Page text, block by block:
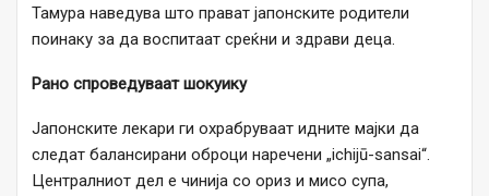
Тамура наведува што прават јапонските родители
поинаку за да воспитаат среќни и здрави деца.
Рано спроведуваат шокуику
Јапонските лекари ги охрабруваат идните мајки да
следат балансирани оброци наречени „ichijū-sansai“.
Централниот дел е чинија со ориз и мисо супа,